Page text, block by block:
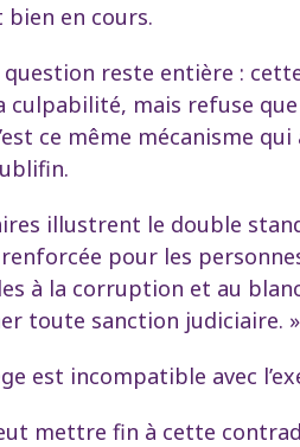
bien en cours.
question reste entière :
culpabilité, mais refuse
ce même mécanisme
illustrent le double
pour les
à la corruption et au
toute sanction judiciaire. »
est incompatible avec
mettre fin à cette